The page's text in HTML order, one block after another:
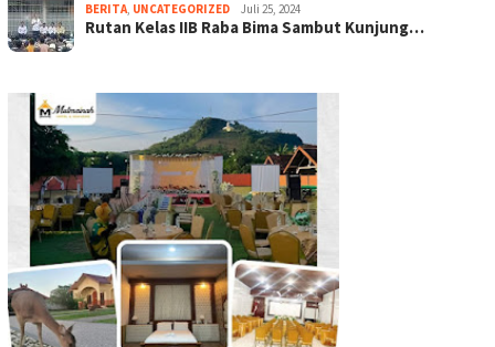
BERITA, UNCATEGORIZED Juli 25, 2024
Rutan Kelas IIB Raba Bima Sambut Kunjung…